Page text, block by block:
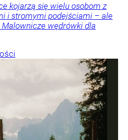
kojarzą się wielu osobom z
i stromymi podejściami – ale
wędrówki dla